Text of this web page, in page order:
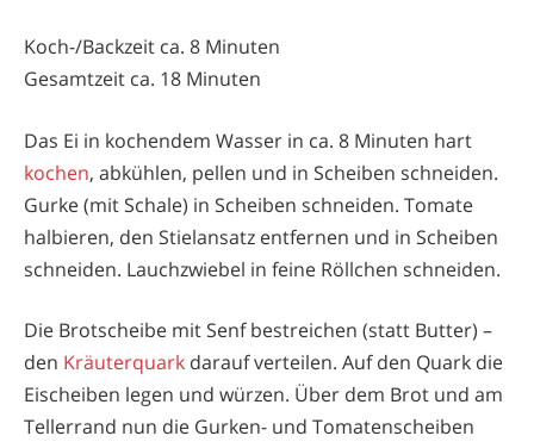
Koch-/Backzeit ca. 8 Minuten
Gesamtzeit ca. 18 Minuten
Das Ei in kochendem Wasser in ca. 8 Minuten hart
kochen, abkühlen, pellen und in Scheiben schneiden.
Gurke (mit Schale) in Scheiben schneiden. Tomate
halbieren, den Stielansatz entfernen und in Scheiben
schneiden. Lauchzwiebel in feine Röllchen schneiden.
Die Brotscheibe mit Senf bestreichen (statt Butter) –
den Kräuterquark darauf verteilen. Auf den Quark die
Eischeiben legen und würzen. Über dem Brot und am
Tellerrand nun die Gurken- und Tomatenscheiben